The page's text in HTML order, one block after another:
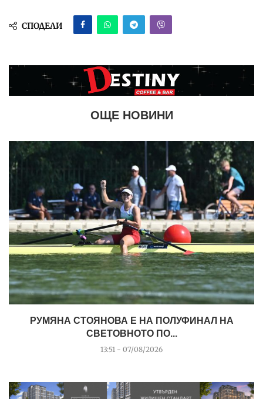
СПОДЕЛИ
ОЩЕ НОВИНИ
РУМЯНА СТОЯНОВА Е НА ПОЛУФИНАЛ НА
СВЕТОВНОТО ПО...
13:51 - 07/08/2026